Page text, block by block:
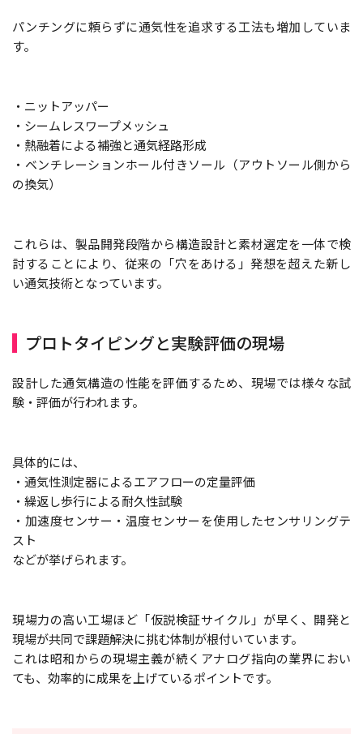
パンチングに頼らずに通気性を追求する工法も増加していま
す。
・ニットアッパー
・シームレスワープメッシュ
・熱融着による補強と通気経路形成
・ベンチレーションホール付きソール（アウトソール側から
の換気）
これらは、製品開発段階から構造設計と素材選定を一体で検
討することにより、従来の「穴をあける」発想を超えた新し
い通気技術となっています。
プロトタイピングと実験評価の現場
設計した通気構造の性能を評価するため、現場では様々な試
験・評価が行われます。
具体的には、
・通気性測定器によるエアフローの定量評価
・繰返し歩行による耐久性試験
・加速度センサー・温度センサーを使用したセンサリングテ
スト
などが挙げられます。
現場力の高い工場ほど「仮説検証サイクル」が早く、開発と
現場が共同で課題解決に挑む体制が根付いています。
これは昭和からの現場主義が続くアナログ指向の業界におい
ても、効率的に成果を上げているポイントです。